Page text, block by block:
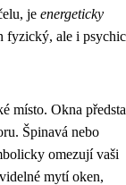
je energeticky
fyzický, ale i
místo. Okna
Špinavá nebo
omezují vaši
mytí oken,